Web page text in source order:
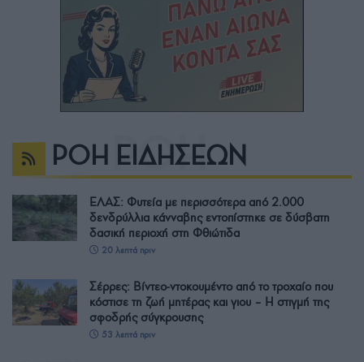
ΡΟΗ ΕΙΔΗΣΕΩΝ
ΕΛΑΣ: Φυτεία με περισσότερα από 2.000
δενδρύλλια κάνναβης εντοπίστηκε σε δύσβατη
δασική περιοχή στη Φθιώτιδα
20 λεπτά πριν
Σέρρες: Βίντεο-ντοκουμέντο από το τροχαίο που
κόστισε τη ζωή μητέρας και γιου – Η στιγμή της
σφοδρής σύγκρουσης
53 λεπτά πριν